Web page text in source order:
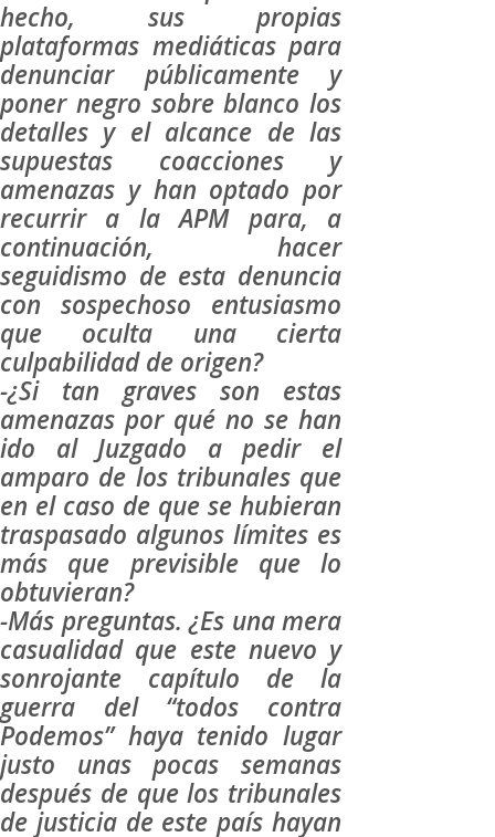
hecho, sus propias
plataformas mediáticas para
denunciar públicamente y
poner negro sobre blanco los
detalles y el alcance de las
supuestas coacciones y
amenazas y han optado por
recurrir a la APM para, a
continuación, hacer
seguidismo de esta denuncia
con sospechoso entusiasmo
que oculta una cierta
culpabilidad de origen?
-¿Si tan graves son estas
amenazas por qué no se han
ido al Juzgado a pedir el
amparo de los tribunales que
en el caso de que se hubieran
traspasado algunos límites es
más que previsible que lo
obtuvieran?
-Más preguntas. ¿Es una mera
casualidad que este nuevo y
sonrojante capítulo de la
guerra del “todos contra
Podemos” haya tenido lugar
justo unas pocas semanas
después de que los tribunales
de justicia de este país hayan